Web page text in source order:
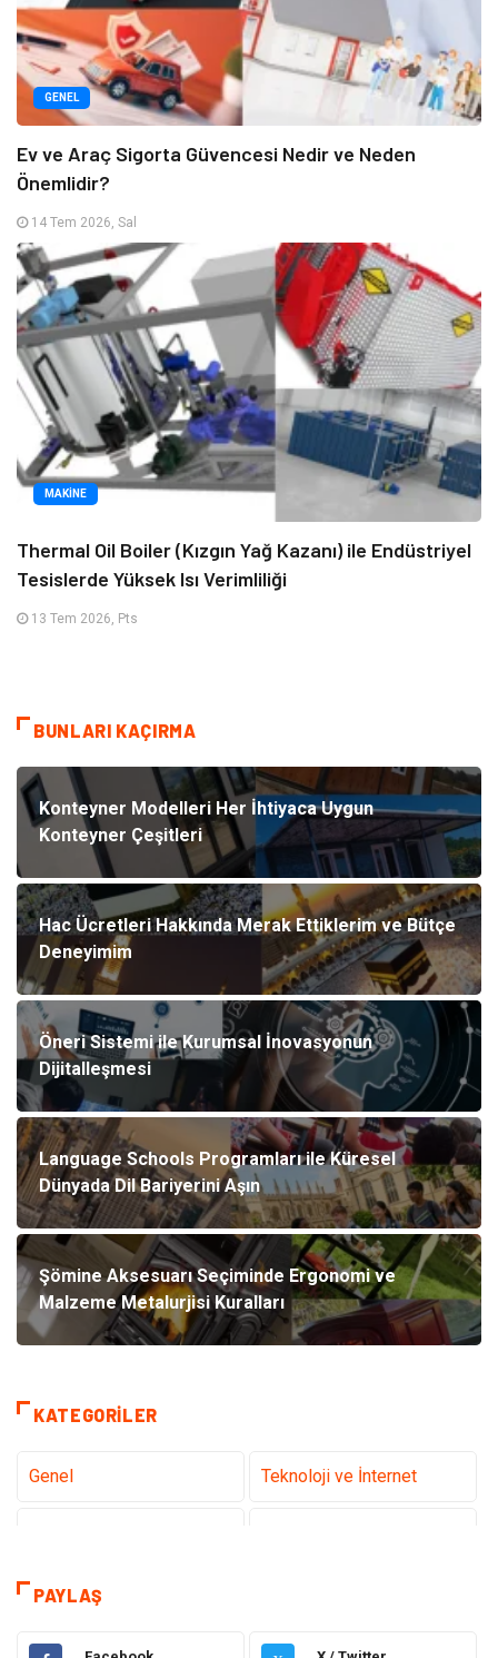
GENEL
Ev ve Araç Sigorta Güvencesi Nedir ve Neden
Önemlidir?
14 Tem 2026, Sal
MAKINE
Thermal Oil Boiler (Kızgın Yağ Kazanı) ile Endüstriyel
Tesislerde Yüksek Isı Verimliliği
13 Tem 2026, Pts
BUNLARI KAÇIRMA
Konteyner Modelleri Her İhtiyaca Uygun
Konteyner Çeşitleri
Hac Ücretleri Hakkında Merak Ettiklerim ve Bütçe
Deneyimim
Öneri Sistemi ile Kurumsal İnovasyonun
Dijitalleşmesi
Language Schools Programları ile Küresel
Dünyada Dil Bariyerini Aşın
Şömine Aksesuarı Seçiminde Ergonomi ve
Malzeme Metalurjisi Kuralları
KATEGORILER
Genel Teknoloji ve İnternet
Dekorasyon
Hukuk Elektrik & Elektronik
PAYLAŞ